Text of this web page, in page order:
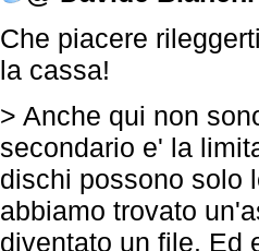
Che piacere
la cassa!
> Anche qui non
secondario e' la
dischi possono solo
abbiamo trovato
diventato un file. Ed